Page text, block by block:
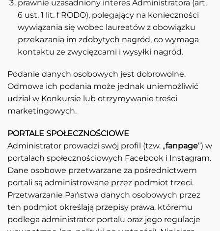
prawnie uzasadniony interes Administratora (art.
6 ust. 1 lit. f RODO), polegający na konieczności
wywiązania się wobec laureatów z obowiązku
przekazania im zdobytych nagród, co wymaga
kontaktu ze zwycięzcami i wysyłki nagród.
Podanie danych osobowych jest dobrowolne.
Odmowa ich podania może jednak uniemożliwić
udział w Konkursie lub otrzymywanie treści
marketingowych.
PORTALE SPOŁECZNOŚCIOWE
Administrator prowadzi swój profil (tzw. „fanpage”) w
portalach społecznościowych Facebook i Instagram.
Dane osobowe przetwarzane za pośrednictwem
portali są administrowane przez podmiot trzeci.
Przetwarzanie Państwa danych osobowych przez
ten podmiot określają przepisy prawa, któremu
podlega administrator portalu oraz jego regulacje